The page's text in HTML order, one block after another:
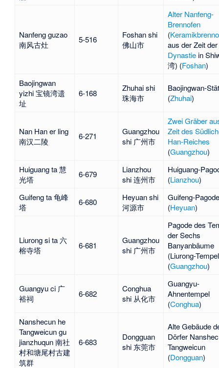
Nanfeng guzao
南风古灶
5-516
Foshan shi
佛山市
Alter Nanfeng-
Brennofen
(
aus der Zeit der
Dynastiein
湾) (Foshan)
Baojingwan
yizhi 宝镜湾遗
址
6-168
Zhuhai shi
珠海市
Baojingwan-
(Zhuhai)
Nan Han er ling
南汉二陵
6-271
Guangzhou
shi 广州市
Zwei Gräber
Zeit des
Han-Reiches
(Guangzhou)
Huiguang ta 慧
光塔
6-679
Lianzhou
shi 连州市
Huiguang-
(Lianzhou)
Guifeng ta 龟峰
塔
6-680
Heyuan shi
河源市
Guifeng-Pagode
(Heyuan)
Liurong si ta 六
榕寺塔
6-681
Guangzhou
shi 广州市
Pagode des
der Sechs
Banyanbäume
(Liurong-Tempel
(Guangzhou)
Guangyu ci 广
裕祠
6-682
Conghua
shi 从化市
Guangyu-
Ahnentempel
(Conghua)
Nanshecun he
Tangweicun gu
jianzhuqun 南社
村和塘尾村古建
筑群
6-683
Dongguan
shi 东莞市
Alte Gebäude
Dörfer
Tangweicun
(Dongguan)